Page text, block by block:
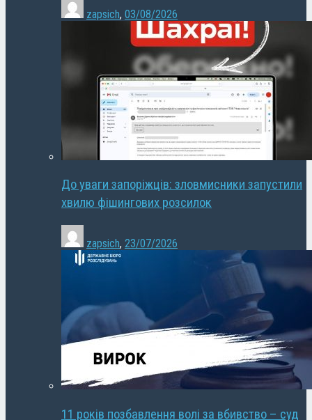
zapsich, 03/08/2026
До уваги запоріжців: зловмисники запустили
хвилю фішингових розсилок
zapsich, 23/07/2026
11 років позбавлення волі за вбивство – суд